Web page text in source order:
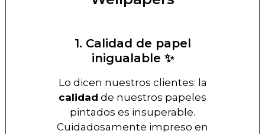
1. Calidad de papel
inigualable ✨
Lo dicen nuestros clientes: la
calidad de nuestros papeles
pintados es insuperable.
Cuidadosamente impreso en